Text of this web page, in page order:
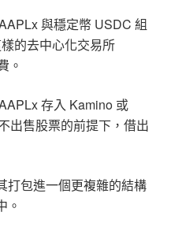
與穩定幣 USDC 組
的去中心化交易所
。
存入 Kamino 或
出售股票的前提下，借出
打包進一個更複雜的結構
。